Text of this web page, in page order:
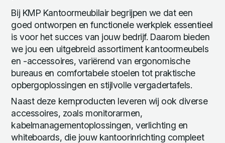
Bij KMP Kantoormeubilair begrijpen we dat een
goed ontworpen en functionele werkplek essentieel
is voor het succes van jouw bedrijf. Daarom bieden
we jou een uitgebreid assortiment kantoormeubels
en -accessoires, variërend van ergonomische
bureaus en comfortabele stoelen tot praktische
opbergoplossingen en stijlvolle vergadertafels.
Naast deze kernproducten leveren wij ook diverse
accessoires, zoals monitorarmen,
kabelmanagementoplossingen, verlichting en
whiteboards, die jouw kantoorinrichting compleet